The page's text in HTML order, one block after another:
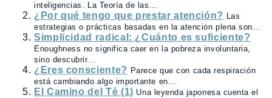
inteligencias. La Teoría de las...
¿Por qué tengo que prestar atención? Las
estrategias o prácticas basadas en la atención plena son...
Simplicidad radical: ¿Cuánto es suficiente?
Enoughness no significa caer en la pobreza involuntaria,
sino descubrir...
¿Eres consciente? Parece que con cada respiración
está cambiando algo importante en...
El Camino del Té (1) Una leyenda japonesa cuenta el